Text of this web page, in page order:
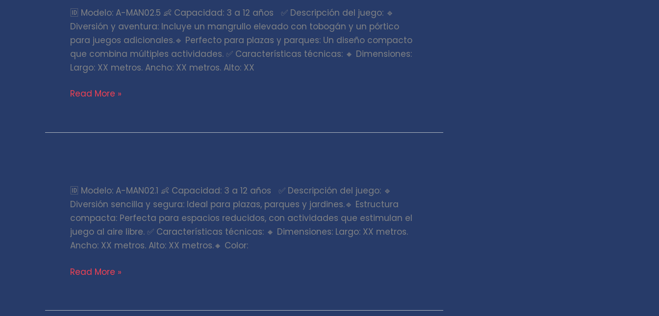
🆔 Modelo: A-MAN02.5 👶 Capacidad: 3 a 12 años ✅ Descripción del juego: 🔹
Diversión y aventura: Incluye un mangrullo elevado con tobogán y un pórtico
para juegos adicionales.🔹 Perfecto para plazas y parques: Un diseño compacto
que combina múltiples actividades. ✅ Características técnicas: 🔸 Dimensiones:
Largo: XX metros. Ancho: XX metros. Alto: XX
con
tobogán
y
pórtico
Read More »
🆔 Modelo: A-MAN02.1 👶 Capacidad: 3 a 12 años ✅ Descripción del juego: 🔹
Diversión sencilla y segura: Ideal para plazas, parques y jardines.🔹 Estructura
compacta: Perfecta para espacios reducidos, con actividades que estimulan el
juego al aire libre. ✅ Características técnicas: 🔸 Dimensiones: Largo: XX metros.
Ancho: XX metros. Alto: XX metros.🔸 Color:
Read More »